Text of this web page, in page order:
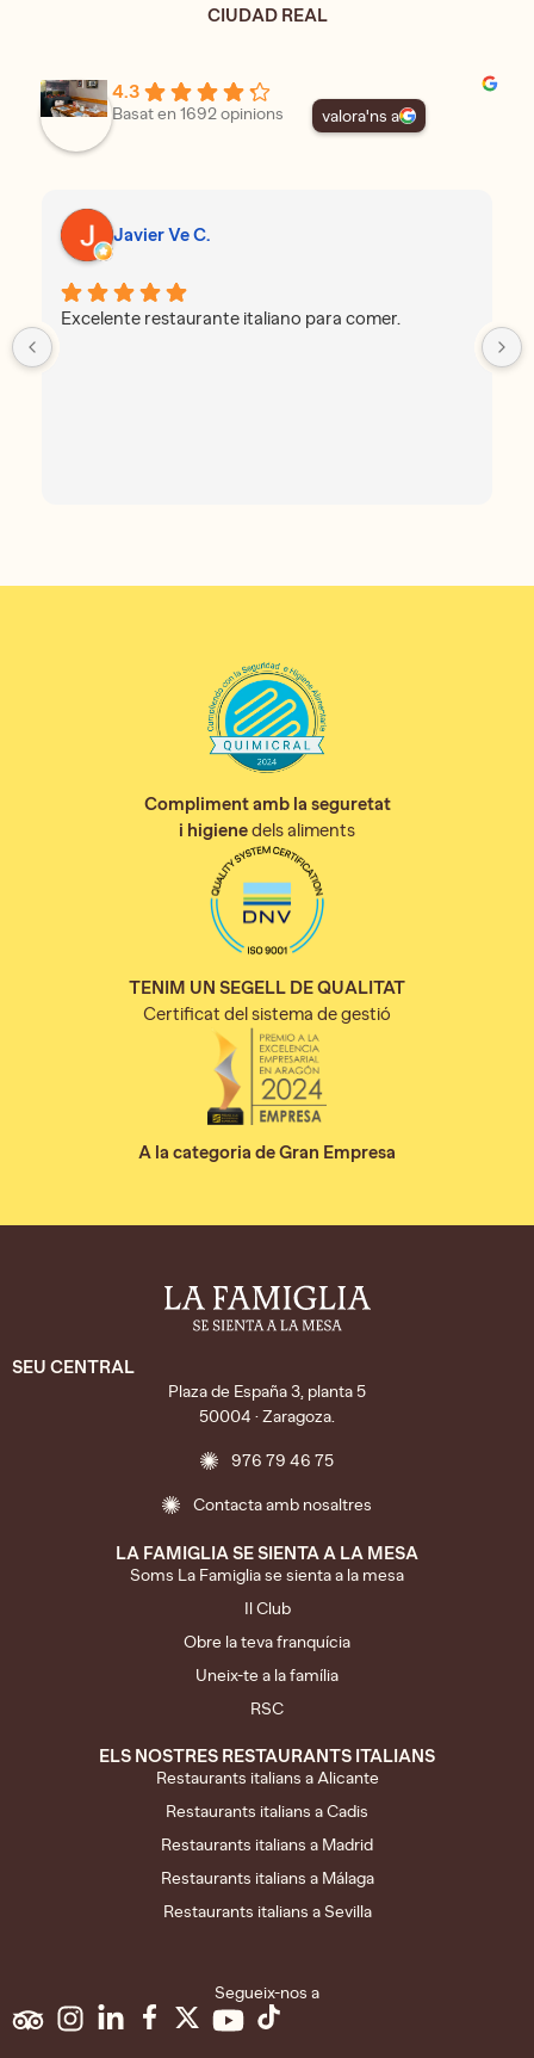
CIUDAD REAL
4.3
Basat en 1692 opinions valora'ns a
Javier Ve C.
Excelente restaurante italiano para comer.
Compliment amb la seguretat
i higienedels aliments
TENIM UN SEGELL DE QUALITAT
Certificat del sistema de gestió
A la categoria de Gran Empresa
SEU CENTRAL
Plaza de España 3, planta 5
50004 · Zaragoza.
976 79 46 75
Contacta amb nosaltres
LA FAMIGLIA SE SIENTA A LA MESA
Soms La Famiglia se sienta a la mesa
Il Club
Obre la teva franquícia
Uneix-te a la família
RSC
ELS NOSTRES RESTAURANTS ITALIANS
Restaurants italians a Alicante
Restaurants italians a Cadis
Restaurants italians a Madrid
Restaurants italians a Málaga
Restaurants italians a Sevilla
Segueix-nos a